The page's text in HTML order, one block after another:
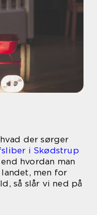
der sørger
i Skødstrup
hvordan man
men for
så slår vi ned på